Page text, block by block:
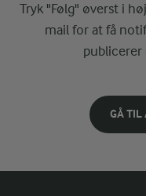
Tryk "Følg" øverst i
mail for at få
publicerer
GÅ TIL